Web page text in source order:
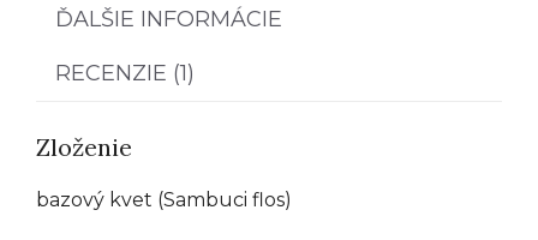
ĎALŠIE INFORMÁCIE
RECENZIE (1)
Zloženie
bazový kvet (Sambuci flos)